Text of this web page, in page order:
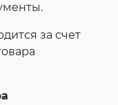
за счет